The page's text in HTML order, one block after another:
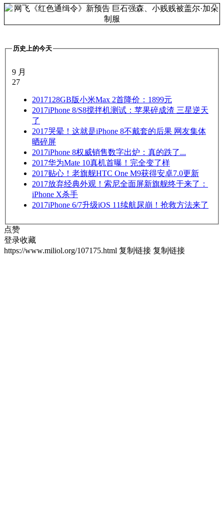
历史上的今天
9 月
27
2017128GB版小米Max 2首降价：1899元
2017iPhone 8/S8搅拌机测试：苹果碎成渣 三星逆天
了
2017哭晕！这就是iPhone 8不戴套的后果 网友集体
晒碎屏
2017iPhone 8权威销售数字出炉：真的跌了...
2017华为Mate 10真机首曝！完全变了样
2017贴心！老旗舰HTC One M9获得安卓7.0更新
2017放弃经典外观！索尼全面屏新旗舰终于来了：
iPhone X杀手
2017iPhone 6/7升级iOS 11续航尿崩！抢救方法来了
点赞
登录收藏
https://www.miliol.org/107175.html 复制链接 复制链接